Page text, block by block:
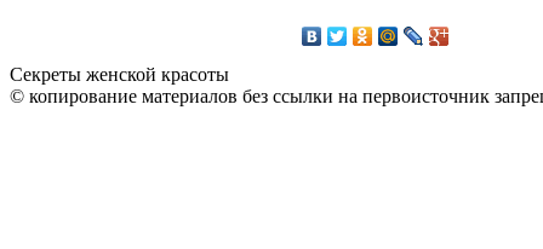
Секреты женской красоты
© копирование материалов без ссылки на первоисточник